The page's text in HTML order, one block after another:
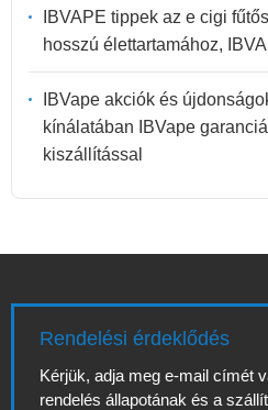
IBVAPE tippek az e cigi
hosszú élettartamához,
IBVape akciók és
kínálatában IBVape
kiszállítással
Rendelési érdeklődés
Kérjük, adja meg e-mail címét
rendelés állapotának és a